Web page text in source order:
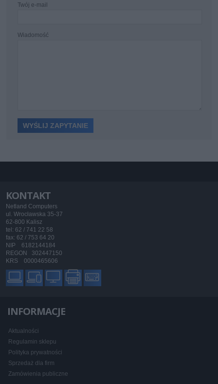
Twój e-mail
Wiadomość
KONTAKT
Netland Computers
ul. Wrocławska 35-37
62-800 Kalisz
tel: 62 / 741 22 58
fax: 62 / 753 64 20
NIP 6182144184
REGON 302447150
KRS 0000465606
INFORMACJE
Aktualności
Regulamin sklepu
Polityka prywatności
Sprzedaż dla firm
Zamówienia publiczne